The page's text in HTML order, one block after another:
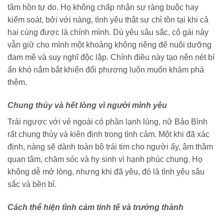
tâm hồn tự do. Họ không chấp nhận sự ràng buộc hay
kiểm soát, bởi với nàng, tình yêu thật sự chỉ tồn tại khi cả
hai cùng được là chính mình. Dù yêu sâu sắc, cô gái này
vẫn giữ cho mình một khoảng không riêng để nuôi dưỡng
đam mê và suy nghĩ độc lập. Chính điều này tạo nên nét bí
ẩn khó nắm bắt khiến đối phương luôn muốn khám phá
thêm.
Chung thủy và hết lòng vì người mình yêu
Trái ngược với vẻ ngoài có phần lạnh lùng, nữ Bảo Bình
rất chung thủy và kiên định trong tình cảm. Một khi đã xác
định, nàng sẽ dành toàn bộ trái tim cho người ấy, âm thầm
quan tâm, chăm sóc và hy sinh vì hạnh phúc chung. Họ
không dễ mở lòng, nhưng khi đã yêu, đó là tình yêu sâu
sắc và bền bỉ.
Cách thể hiện tình cảm tinh tế và trưởng thành